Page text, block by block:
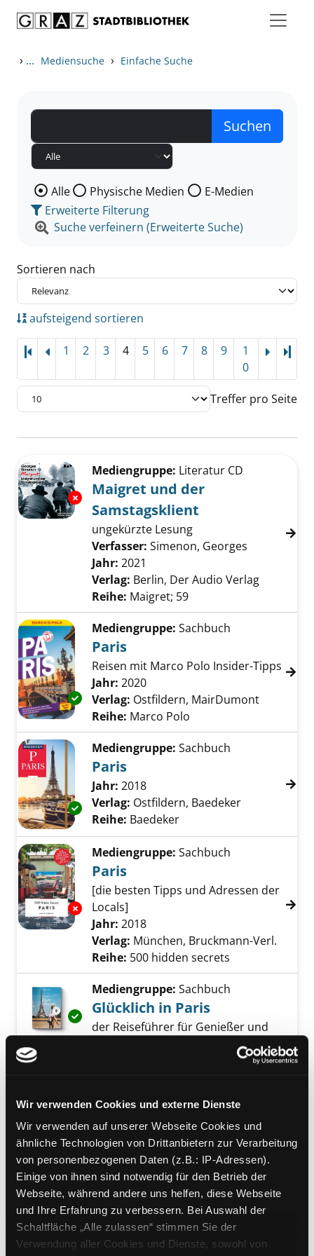
Wir verwenden Cookies und externe Dienste
Wir verwenden auf unserer Webseite Cookies und
ähnliche Technologien von Drittanbietern zur Verarbeitung
von personenbezogenen Daten (z.B.: IP-Adressen).
Einige von ihnen sind notwendig für den Betrieb der
Webseite, während andere uns helfen, diese Webseite
und Ihre Erfahrung zu verbessern. Bei Auswahl der
Schaltfläche „Alle zulassen“ stimmen Sie der
Verwendung aller Cookies und Dienste, sowohl von
› ... Mediensuche › Einfache Suche
Wählen Sie die Medienart nach der Sie suchen wollen.
Alle Physische Medien
E-Medien
Erweiterte Filterung
Suche verfeinern (Erweiterte Suche)
Sortieren nach
aufsteigend sortieren
1 2 3 4 5 6 7 8 9
1
0
Treffer pro Seite
Zu den Suchfiltern springen
Exemplar-Details von Maigret und der
Mediengruppe: Literatur CD
Maigret und der
Samstagsklient
ungekürzte Lesung
Verfasser: Simenon, Georges
Jahr: 2021
Verlag: Berlin, Der Audio Verlag
Reihe: Maigret; 59
Exemplar-Details von Paris anzeigen
Mediengruppe: Sachbuch
Paris
Reisen mit Marco Polo Insider-Tipps
Suche nach diesem Verfasser
Jahr: 2020
Verlag: Ostfildern, MairDumont
Reihe: Marco Polo
Exemplar-Details von Paris anzeigen
Mediengruppe: Sachbuch
Paris
Suche nach diesem Verfasser
Jahr: 2018
Verlag: Ostfildern, Baedeker
Reihe: Baedeker
Exemplar-Details von Paris anzeigen
Mediengruppe: Sachbuch
Paris
[die besten Tipps und Adressen der
Locals]
Suche nach diesem Verfasser
Jahr: 2018
Verlag: München, Bruckmann-Verl.
Reihe: 500 hidden secrets
Exemplar-Details von Glücklich in Paris
Mediengruppe: Sachbuch
Glücklich in Paris
der Reiseführer für Genießer und
Roos,
Verlag:Berlin, Nectar und Pulse
Reihe:Süddeutsche Zeitung Edition
Exemplar-Details von Was ziehe ich heute
Mediengruppe:Sachbuch
Was ziehe ich heute an?
Verfasser: Fressange, Ines de la;
Gachet, SophieSuche nach diesem
Jahr:2017
Verlag: München, Knesebeck